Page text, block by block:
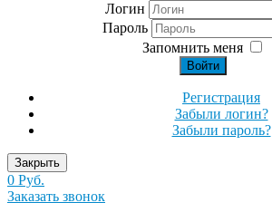
Логин
Пароль
Запомнить меня
Войти
Регистрация
Забыли логин?
Забыли пароль?
Закрыть
0 Руб.
Заказать звонок